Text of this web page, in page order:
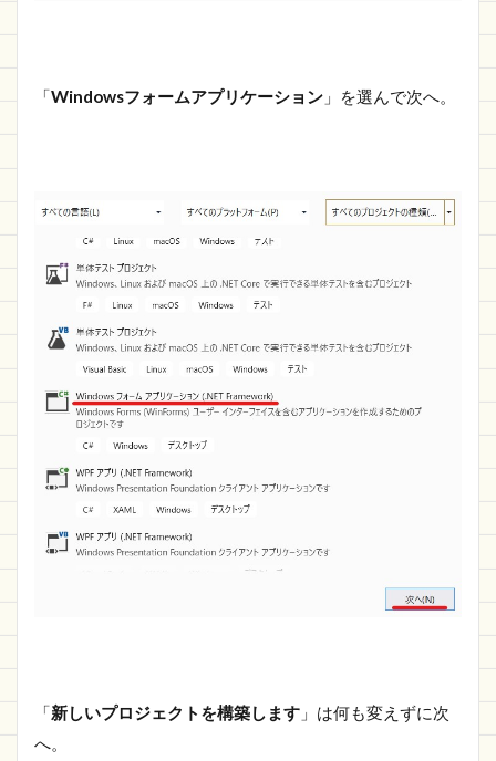
「Windowsフォームアプリケーション 」を選んで次へ。
「新しいプロジェクトを構築します 」は何も変えずに次
へ。